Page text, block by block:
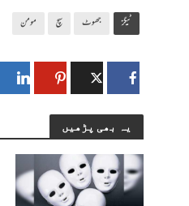
ٹیگز جھوٹ سچ مومن
یہ بھی پڑھیں